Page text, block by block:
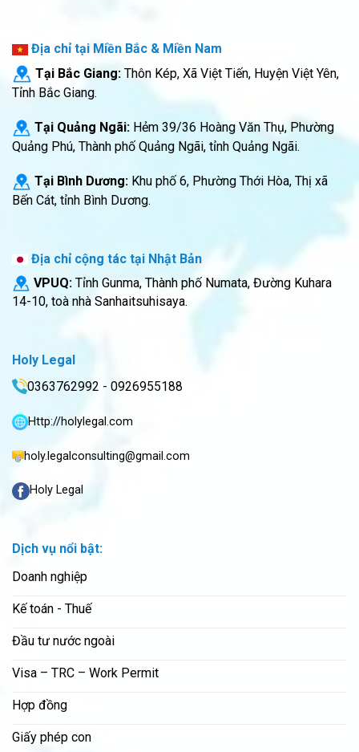
Địa chỉ tại Miền Bắc & Miền Nam
Tại Bắc Giang: Thôn Kép, Xã Việt Tiến, Huyện Việt Yên,
Tỉnh Bắc Giang.
Tại Quảng Ngãi: Hẻm 39/36 Hoàng Văn Thụ, Phường
Quảng Phú, Thành phố Quảng Ngãi, tỉnh Quảng Ngãi.
Tại Bình Dương: Khu phố 6, Phường Thới Hòa, Thị xã
Bến Cát, tỉnh Bình Dương.
Địa chỉ cộng tác tại Nhật Bản
VPUQ: Tỉnh Gunma, Thành phố Numata, Đường Kuhara
14-10, toà nhà Sanhaitsuhisaya.
Holy Legal
0363762992 - 0926955188
Http://holylegal.com
holy.legalconsulting@gmail.com
Holy Legal
Dịch vụ nổi bật:
Doanh nghiệp
Kế toán - Thuế
Đầu tư nước ngoài
Visa – TRC – Work Permit
Hợp đồng
Giấy phép con